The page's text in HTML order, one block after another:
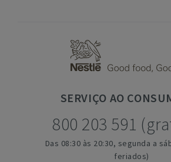
SERVIÇO AO
800 203 591
Das 08:30 às 20:30, segunda a
feriados)